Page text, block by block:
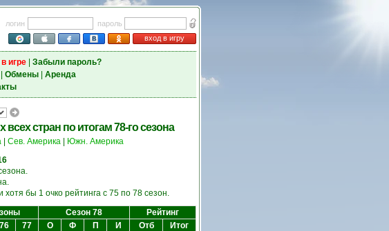
логин
пароль
вход в игру
игре| Забыли пароль?
Обмены| Аренда
стран по итогам 78-го сезона
| Сев. Америка|
Южн. Америка
бы 1 очко рейтинга с 75 по 78 сезон.
Сезон 78
Рейтинг
76 77 О Ф П И Отб Итог